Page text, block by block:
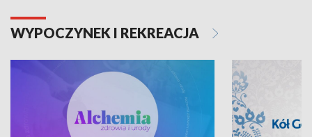
WYPOCZYNEK I REKREACJA